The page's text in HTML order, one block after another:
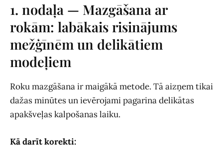
1. nodaļa — Mazgāšana ar
rokām: labākais risinājums
mežģīnēm un delikātiem
modeļiem
Roku mazgāšana ir maigākā metode. Tā aizņem tikai
dažas minūtes un ievērojami pagarina delikātas
apakšveļas kalpošanas laiku.
Kā darīt korekti: